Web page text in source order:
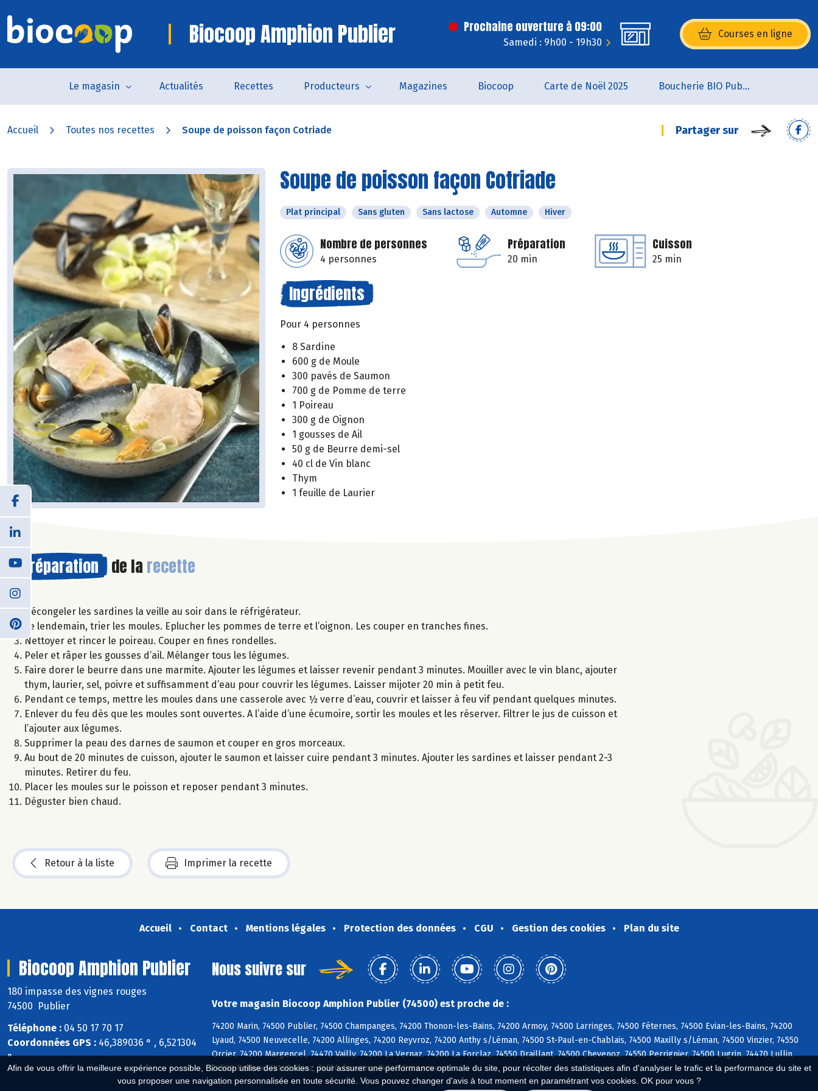
Afin de vous offrir la meilleure expérience possible, Biocoop utilise des cookies : pour assurer une performance optimale du site, pour récolter des statistiques afin d'analyser le trafic et la performance du site et
vous proposer une navigation personnalisée en toute sécurité. Vous pouvez changer d'avis à tout moment en paramétrant vos cookies. OK pour vous ?
Biocoop Amphion Publier Prochaine ouverture à 09:00
Samedi : 9h00 - 19h30
Courses en ligne
(s’ouvre dans une nouvelle
Le magasin Actualités Recettes Producteurs Magazines Biocoop Carte de Noël 2025 Boucherie BIO Publier
Accueil Toutes nos recettes Soupe de poisson façon Cotriade Partager sur
Soupe de poisson façon Cotriade
Plat principal Sans gluten Sans lactose Automne Hiver
Nombre de personnes
4 personnes
Préparation
20 min
Cuisson
25 min
Ingrédients
Pour 4 personnes
8 Sardine
600 g de Moule
300 pavés de Saumon
700 g de Pomme de terre
1 Poireau
300 g de Oignon
1 gousses de Ail
50 g de Beurre demi-sel
40 cl de Vin blanc
Thym
1 feuille de Laurier
Préparation de la recette
Décongeler les sardines la veille au soir dans le réfrigérateur.
Le lendemain, trier les moules. Eplucher les pommes de terre et l’oignon. Les couper en tranches fines.
Nettoyer et rincer le poireau. Couper en fines rondelles.
Peler et râper les gousses d’ail. Mélanger tous les légumes.
Faire dorer le beurre dans une marmite. Ajouter les légumes et laisser revenir pendant 3 minutes. Mouiller avec le vin blanc, ajouter
thym, laurier, sel, poivre et suffisamment d’eau pour couvrir les légumes. Laisser mijoter 20 min à petit feu.
Pendant ce temps, mettre les moules dans une casserole avec ½ verre d’eau, couvrir et laisser à feu vif pendant quelques minutes.
Enlever du feu dès que les moules sont ouvertes. A l’aide d’une écumoire, sortir les moules et les réserver. Filtrer le jus de cuisson et
l’ajouter aux légumes.
Supprimer la peau des darnes de saumon et couper en gros morceaux.
Au bout de 20 minutes de cuisson, ajouter le saumon et laisser cuire pendant 3 minutes. Ajouter les sardines et laisser pendant 2-3
minutes. Retirer du feu.
Placer les moules sur le poisson et reposer pendant 3 minutes.
Déguster bien chaud.
Retour à la liste Imprimer la recette
Accueil Contact Mentions légales Protection des données CGU Gestion des cookies Plan du site
Biocoop Amphion Publier
180 impasse des vignes rouges
74500 Publier
Téléphone : 04 50 17 70 17
Coordonnées GPS : 46,389036 ° , 6,521304
°
Nous suivre sur
Votre magasin Biocoop Amphion Publier (74500) est proche de :
74200 Marin, 74500 Publier, 74500 Champanges, 74200 Thonon-les-Bains, 74200 Armoy, 74500 Larringes, 74500 Féternes, 74500 Evian-les-Bains, 74200
Lyaud, 74500 Neuvecelle, 74200 Allinges, 74200 Reyvroz, 74200 Anthy s/Léman, 74500 St-Paul-en-Chablais, 74500 Maxilly s/Léman, 74500 Vinzier, 74550
Orcier, 74200 Margencel, 74470 Vailly, 74200 La Vernaz, 74200 La Forclaz, 74550 Draillant, 74500 Chevenoz, 74550 Perrignier, 74500 Lugrin, 74470 Lullin,
74500 Bernex, 74140 Sciez, 74550 Cervens, 74140 Excenevex